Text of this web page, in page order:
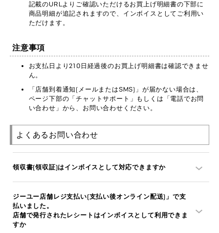
記載のURLよりご確認いただけるお買上げ明細書の下部に
商品明細が追記されますので、インボイスとしてご利用い
ただけます。
注意事項
お支払日より210日経過後のお買上げ明細書は確認できませ
ん。
「店舗到着通知(メールまたはSMS)」が届かない場合は、
ページ下部の「チャットサポート」もしくは「電話でお問
い合わせ」から、お問い合わせください。
よくあるお問い合わせ
領収書(領収証)はインボイスとして対応できますか
ジーユー店舗レジ支払い(支払い後オンライン配送)」で支
払いました。
店舗で発行されたレシートはインボイスとして利用できま
すか